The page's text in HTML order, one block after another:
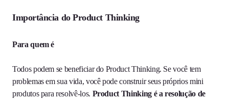
Importância do Product Thinking
Para quem é
Todos podem se beneficiar do Product Thinking. Se você tem
problemas em sua vida, você pode construir seus próprios mini
produtos para resolvê-los. Product Thinking é a resolução de